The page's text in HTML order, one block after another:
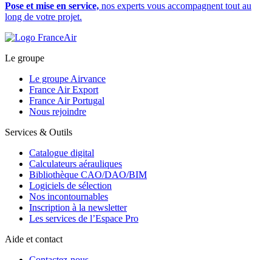
Pose et mise en service, nos experts vous accompagnent tout au
long de votre projet.
Le groupe
Le groupe Airvance
France Air Export
France Air Portugal
Nous rejoindre
Services & Outils
Catalogue digital
Calculateurs aérauliques
Bibliothèque CAO/DAO/BIM
Logiciels de sélection
Nos incontournables
Inscription à la newsletter
Les services de l’Espace Pro
Aide et contact